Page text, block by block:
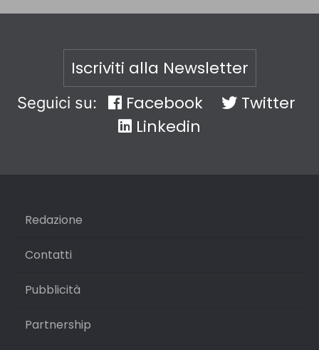
Iscriviti alla Newsletter
Seguici su: Facebook
Twitter
Linkedin
Redazione
Contatti
Pubblicità
Partnership